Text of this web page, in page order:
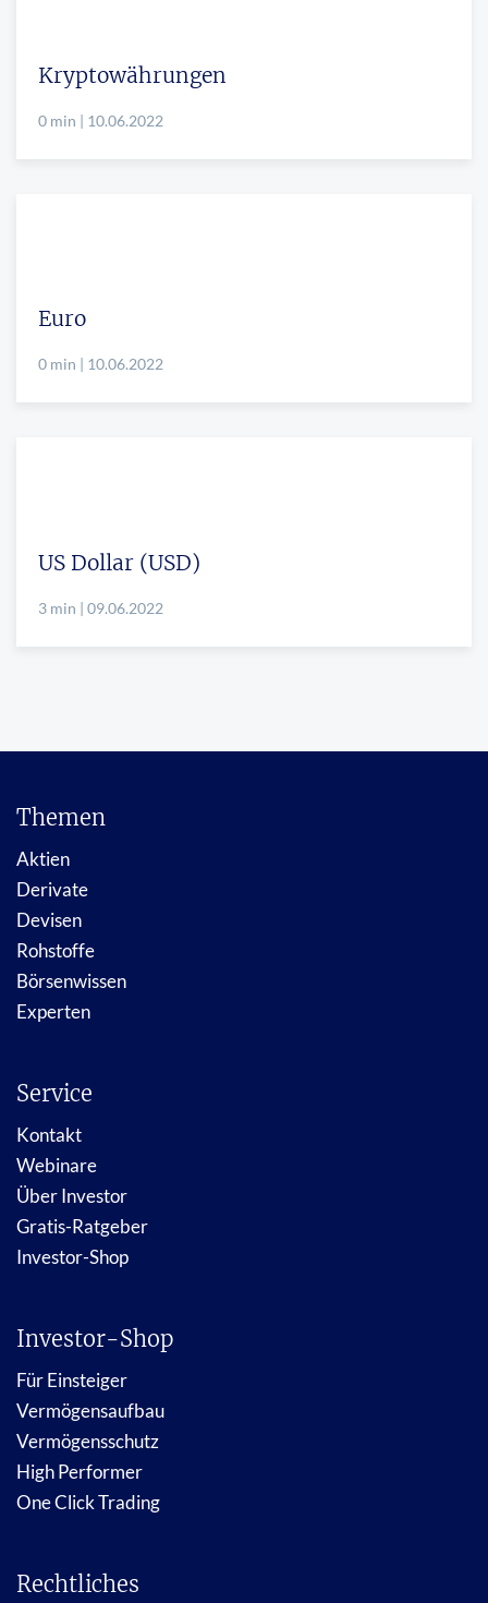
Kryptowährungen
0 min | 10.06.2022
Euro
0 min | 10.06.2022
US Dollar (USD)
3 min | 09.06.2022
Themen
Aktien
Derivate
Devisen
Rohstoffe
Börsenwissen
Experten
Service
Kontakt
Webinare
Über Investor
Gratis-Ratgeber
Investor-Shop
Investor-Shop
Für Einsteiger
Vermögensaufbau
Vermögensschutz
High Performer
One Click Trading
Rechtliches